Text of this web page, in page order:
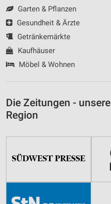
Garten & Pflanzen
Gesundheit & Ärzte
Getränkemärkte
Kaufhäuser
Möbel & Wohnen
Die Zeitungen -
Region